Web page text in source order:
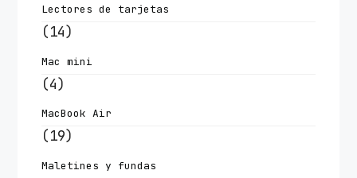
Lectores de tarjetas
(14)
Mac mini
(4)
MacBook Air
(19)
Maletines y fundas